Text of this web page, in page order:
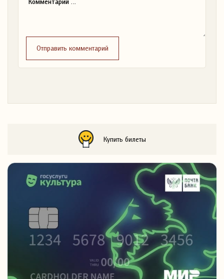
Отправить комментарий
Купить билеты